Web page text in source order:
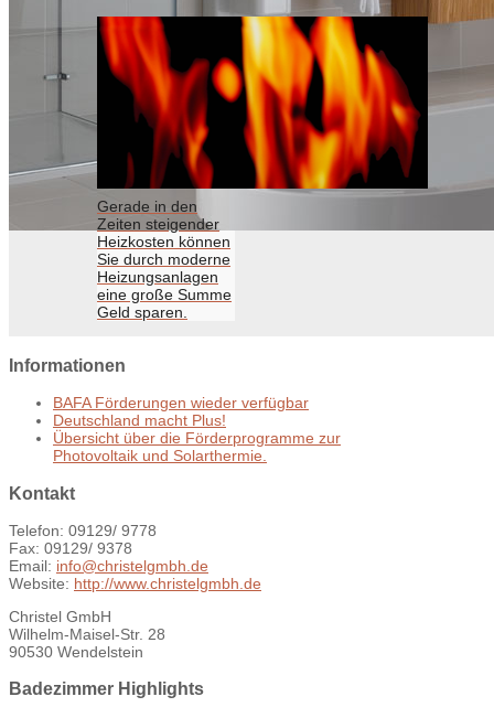
Gerade in den
Zeiten steigender
Heizkosten können
Sie durch moderne
Heizungsanlagen
eine große Summe
Geld sparen.
Informationen
BAFA Förderungen wieder verfügbar
Deutschland macht Plus!
Übersicht über die Förderprogramme zur
Photovoltaik und Solarthermie.
Kontakt
Telefon: 09129/ 9778
Fax: 09129/ 9378
Email: info@christelgmbh.de
Website: http://www.christelgmbh.de
Christel GmbH
Wilhelm-Maisel-Str. 28
90530 Wendelstein
Badezimmer Highlights